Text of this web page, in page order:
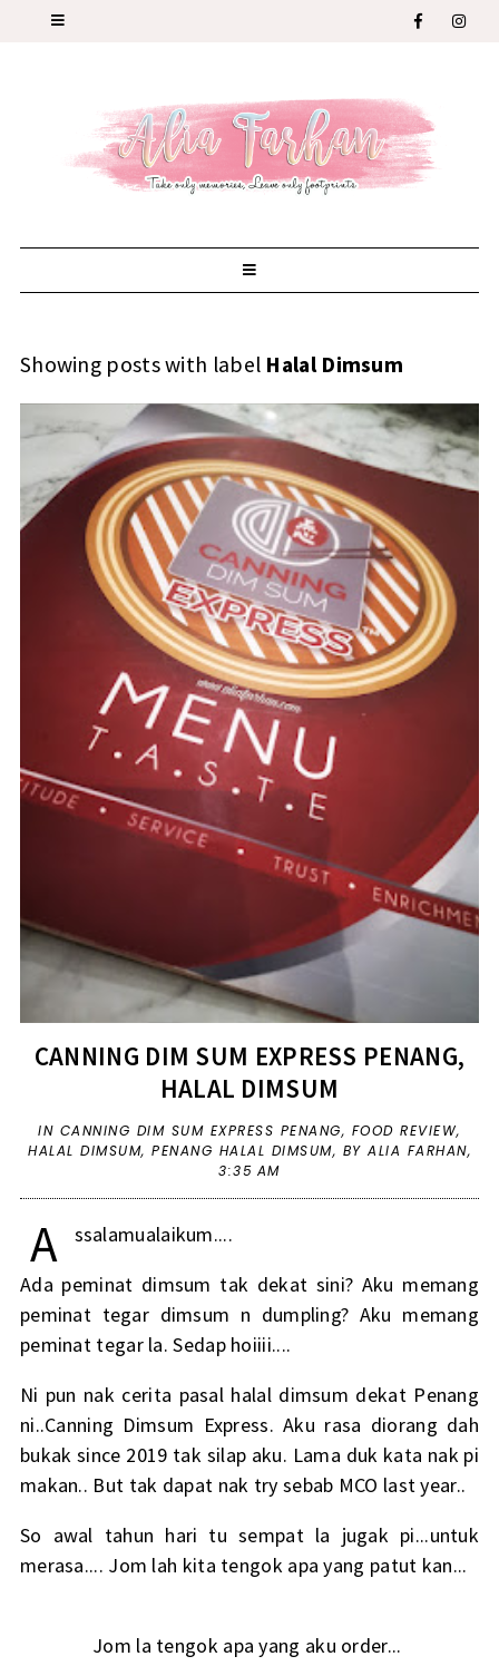
Showing posts with label Halal Dimsum
CANNING DIM SUM EXPRESS PENANG,
HALAL DIMSUM
IN CANNING DIM SUM EXPRESS PENANG, FOOD REVIEW,
HALAL DIMSUM, PENANG HALAL DIMSUM, BY ALIA FARHAN,
3:35 AM
A
ssalamualaikum....
Ada peminat dimsum tak dekat sini? Aku memang
peminat tegar dimsum n dumpling? Aku memang
peminat tegar la. Sedap hoiiii....
Ni pun nak cerita pasal halal dimsum dekat Penang
ni..Canning Dimsum Express. Aku rasa diorang dah
bukak since 2019 tak silap aku. Lama duk kata nak pi
makan.. But tak dapat nak try sebab MCO last year..
So awal tahun hari tu sempat la jugak pi...untuk
merasa.... Jom lah kita tengok apa yang patut kan...
Jom la tengok apa yang aku order...